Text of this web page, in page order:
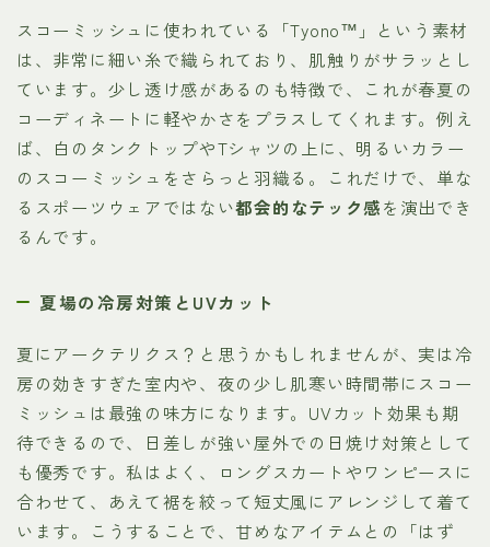
スコーミッシュに使われている「Tyono™」という素材
は、非常に細い糸で織られており、肌触りがサラッとし
ています。少し透け感があるのも特徴で、これが春夏の
コーディネートに軽やかさをプラスしてくれます。例え
ば、白のタンクトップやTシャツの上に、明るいカラー
のスコーミッシュをさらっと羽織る。これだけで、単な
るスポーツウェアではない都会的なテック感を演出でき
るんです。
夏場の冷房対策とUVカット
夏にアークテリクス？と思うかもしれませんが、実は冷
房の効きすぎた室内や、夜の少し肌寒い時間帯にスコー
ミッシュは最強の味方になります。UVカット効果も期
待できるので、日差しが強い屋外での日焼け対策として
も優秀です。私はよく、ロングスカートやワンピースに
合わせて、あえて裾を絞って短丈風にアレンジして着て
います。こうすることで、甘めなアイテムとの「はず